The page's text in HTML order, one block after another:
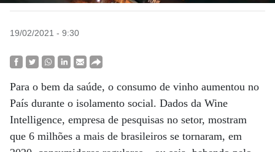
19/02/2021 - 9:30
Para o bem da saúde, o consumo de vinho aumentou no
País durante o isolamento social. Dados da Wine
Intelligence, empresa de pesquisas no setor, mostram
que 6 milhões a mais de brasileiros se tornaram, em